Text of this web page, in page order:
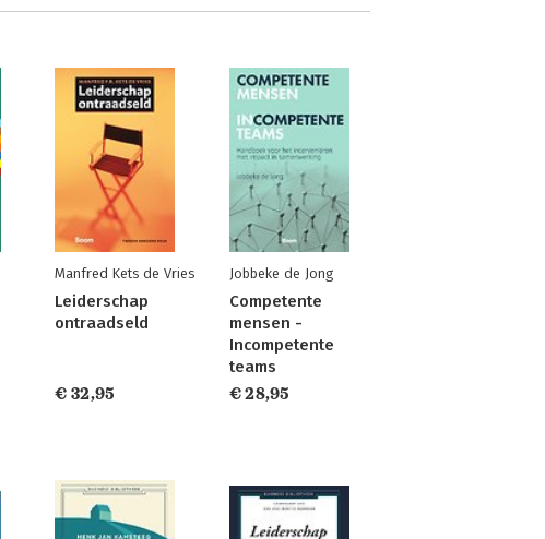
Manfred Kets de Vries
Leiderschap
ontraadseld
€ 32,95
Jobbeke de Jong
Competente
mensen -
Incompetente
teams
€ 28,95